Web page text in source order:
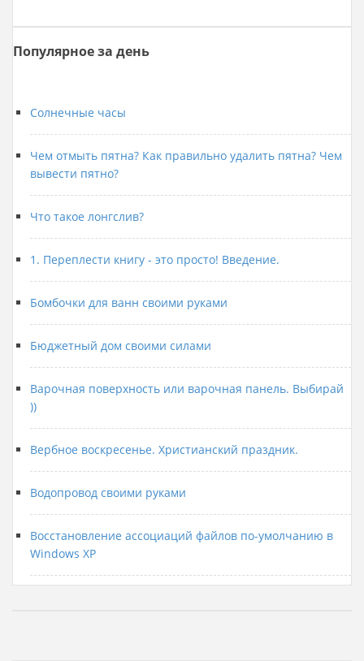
Популярное за день
Солнечные часы
Чем отмыть пятна? Как правильно удалить пятна? Чем
вывести пятно?
Что такое лонгслив?
1. Переплести книгу - это просто! Введение.
Бомбочки для ванн своими руками
Бюджетный дом своими силами
Варочная поверхность или варочная панель. Выбирай
))
Вербное воскресенье. Христианский праздник.
Водопровод своими руками
Восстановление ассоциаций файлов по-умолчанию в
Windows XP